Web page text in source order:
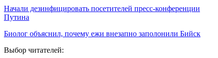
Начали дезинфицировать посетителей пресс-конференции
Путина
Биолог объяснил, почему ежи внезапно заполонили Бийск
Выбор читателей: